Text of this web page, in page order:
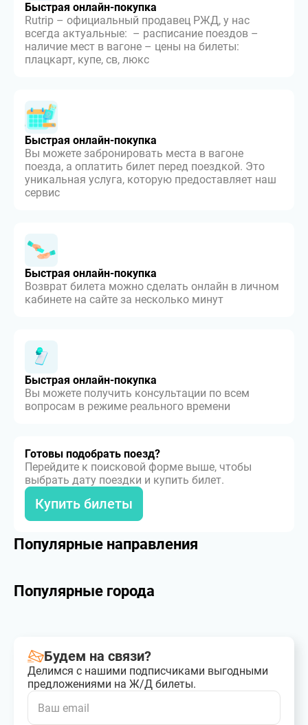
Быстрая онлайн-покупка
Rutrip – официальный продавец РЖД, у нас
всегда актуальные: – расписание поездов –
наличие мест в вагоне – цены на билеты:
плацкарт, купе, св, люкс
Быстрая онлайн-покупка
Вы можете забронировать места в вагоне
поезда, а оплатить билет перед поездкой. Это
уникальная услуга, которую предоставляет наш
сервис
Быстрая онлайн-покупка
Возврат билета можно сделать онлайн в личном
кабинете на сайте за несколько минут
Быстрая онлайн-покупка
Вы можете получить консультации по всем
вопросам в режиме реального времени
Готовы подобрать поезд?
Перейдите к поисковой форме выше, чтобы
выбрать дату поездки и купить билет.
Купить билеты
Популярные направления
Популярные города
Будем на связи?
Делимся с нашими подписчиками выгодными
предложениями на Ж/Д билеты.